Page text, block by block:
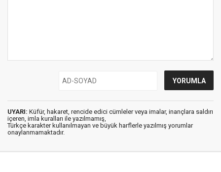
UYARI: Küfür, hakaret, rencide edici cümleler veya imalar, inançlara saldırı
içeren, imla kuralları ile yazılmamış,
Türkçe karakter kullanılmayan ve büyük harflerle yazılmış yorumlar
onaylanmamaktadır.